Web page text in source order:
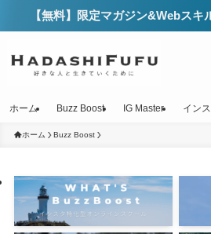
【無料】限定マガジン&Webスキ
ホーム Buzz Boost IG Master イン
ホーム Buzz Boost